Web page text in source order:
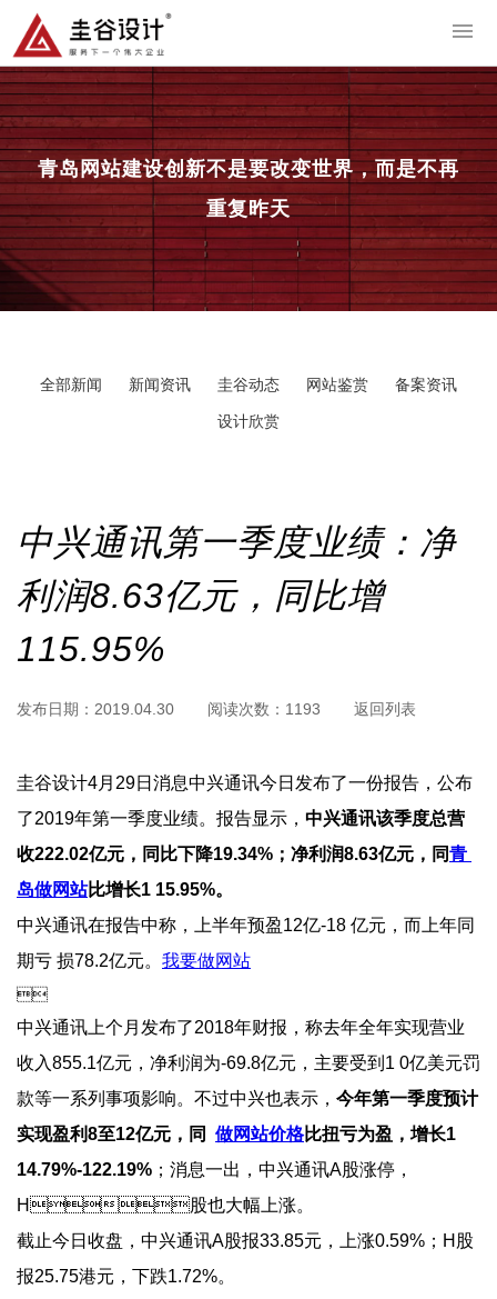
青岛网站建设创新不是要改变世界，而是不再
重复昨天
全部新闻 新闻资讯 圭谷动态 网站鉴赏 备案资讯
设计欣赏
中兴通讯第一季度业绩：净
利润8.63亿元，同比增
115.95%
发布日期： 2019.04.30 阅读次数： 1193 返回列表
圭谷设计4月29日消息中兴通讯今日发布了一份报告，公布
了2019年第一季度业绩。报告显示， 中兴通讯该季度总营
收222.02亿元，同比下降19.34%；净利润8.63亿元，同青 
岛做网站比增长1 15.95%。
中兴通讯在报告中称，上半年预盈12亿-18 亿元，而上年同
期亏 损78.2亿元。 我要做网站

中兴通讯上个月发布了2018年财报，称去年 全年实现营业
收入855.1亿元，净利润为-69.8亿元，主要受到1 0亿美元罚
款等一系列事项影响。不过中兴也表示， 今年第一季度预计
实现盈利8至12亿元，同  做网站价格比扭亏为盈，增长1  
14.79%-122.19% ；消息一出，中兴通讯A股涨停，
H股也大幅上涨。
截止今日收盘，中兴通讯A股报33.85元， 上涨0.59%；H股
报25.75港元，下跌1.72%。